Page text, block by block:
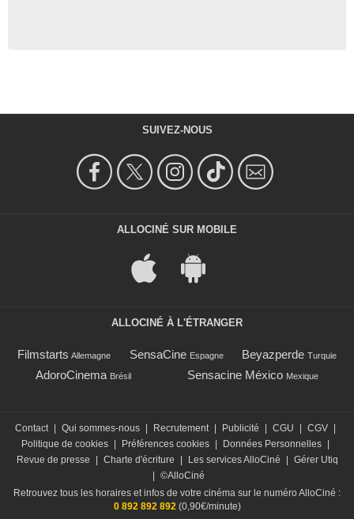
SUIVEZ-NOUS
ALLOCINÉ SUR MOBILE
ALLOCINÉ À L'ÉTRANGER
Filmstarts Allemagne SensaCine Espagne Beyazperde Turquie
AdoroCinema Brésil Sensacine México Mexique
Contact Qui sommes-nous Recrutement Publicité CGU CGV
Politique de cookies
Préférences cookies Données Personnelles
Revue de presse
Charte d'écriture Les services AlloCiné
Gérer Utiq
©AlloCiné
Retrouvez tous les horaires et infos de votre cinéma sur le numéro AlloCiné :
0 892 892 892(0,90€/minute)